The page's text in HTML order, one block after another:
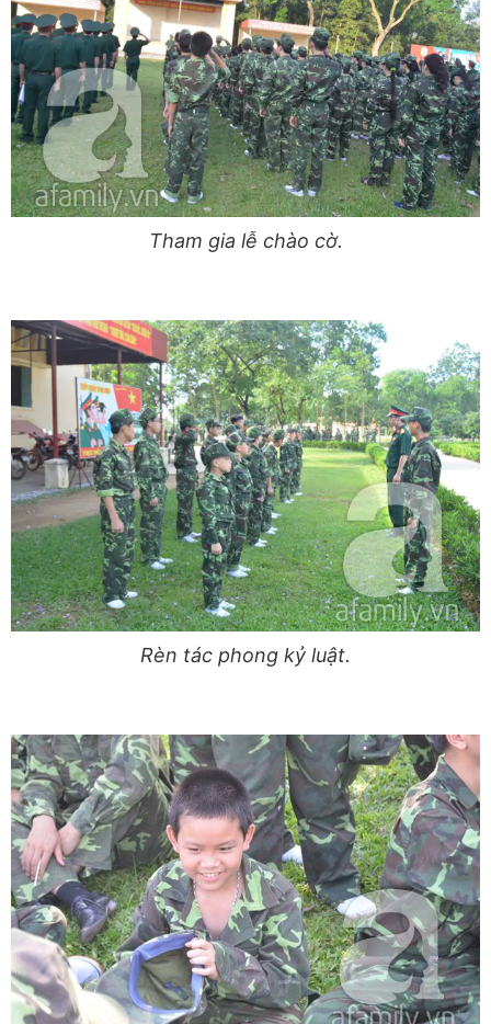
Tham gia lễ chào cờ.
Rèn tác phong kỷ luật.